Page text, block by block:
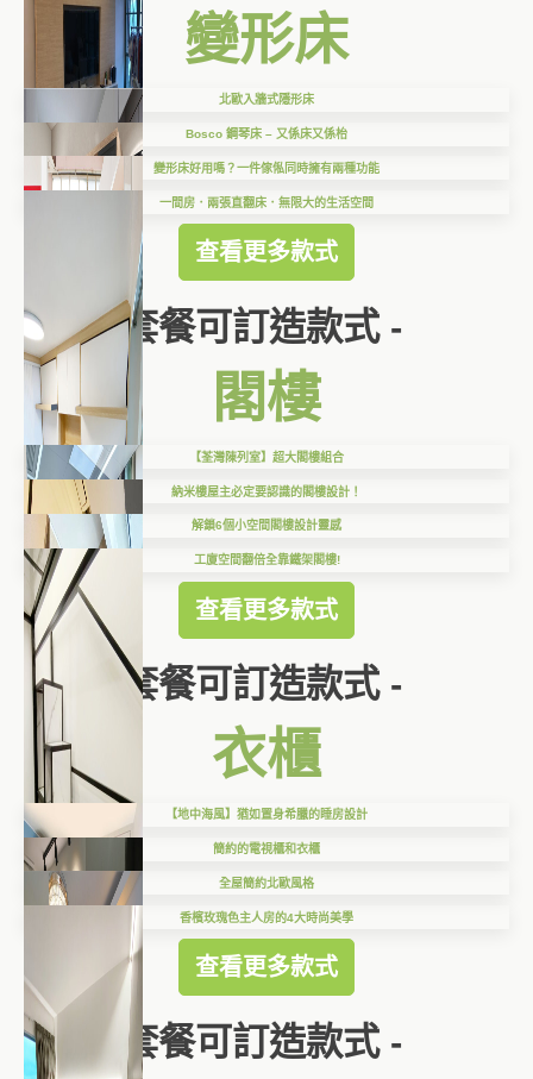
變形床
北歐入牆式隱形床
Bosco 鋼琴床 – 又係床又係枱
變形床好用嗎？一件傢俬同時擁有兩種功能
一間房．兩張直翻床．無限大的生活空間
查看更多款式
套餐可訂造款式 -
閣樓
【荃灣陳列室】超大閣樓組合
納米樓屋主必定要認識的閣樓設計！
解鎖6個小空間閣樓設計靈感
工廈空間翻倍全靠鐵架閣樓!
查看更多款式
套餐可訂造款式 -
衣櫃
【地中海風】猶如置身希臘的睡房設計
簡約的電視櫃和衣櫃
全屋簡約北歐風格
香檳玫瑰色主人房的4大時尚美學
查看更多款式
套餐可訂造款式 -